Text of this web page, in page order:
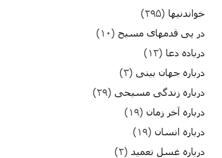
خواندنیها (۲۹۵)
در پی قدمهای مسیح (۱۰)
درباده دعا (۱۳)
درباره جهان بینی (۳)
درباره زندگی مسیحی (۲۹)
درباره آخر زمان (۱۹)
درباره انسان (۱۹)
درباره غسل تعمید (۲)